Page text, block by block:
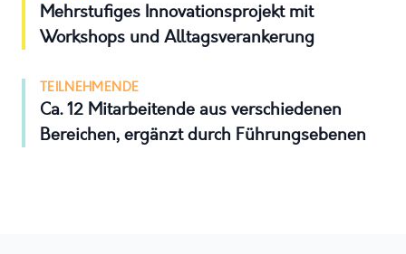
Mehrstufiges Innovationsprojekt mit
Workshops und Alltagsverankerung
TEILNEHMENDE
Ca. 12 Mitarbeitende aus verschiedenen
Bereichen, ergänzt durch Führungsebenen